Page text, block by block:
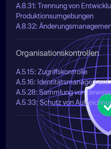
A.8.31: Trennung von
Produktionsumgebungen
A.8.32:
Organisationskontrollen
A.5.15: Zugriffskontrolle
A.5.16: Identitätsmanagement
A.5.28: Sammlung von
A.5.33: Schutz von